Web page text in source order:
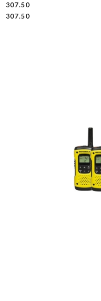
Cena:
307.50
Cena:
307.50